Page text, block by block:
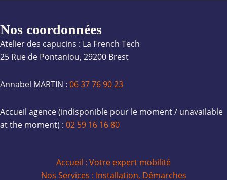
Nos coordonnées
Atelier des capucins : La French Tech
25 Rue de Pontaniou, 29200 Brest
Annabel MARTIN : 06 37 76 90 23
Accueil agence (indisponible pour le moment / unavailable
at the moment) : 02 59 16 16 80
Accueil : Votre expert mobilité
Nos Services : Installation, Démarches